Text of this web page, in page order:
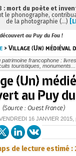
au Puy du Fou !
> Village (Un) médiéval
patrimoine francophone :
touristiques, monuments...
(Un)
au Puy
(Source : Ouest France)
16 JANVIER 2015
de lecture estimé :
: mort du poète et
le phonographe,
de la photographie (…)